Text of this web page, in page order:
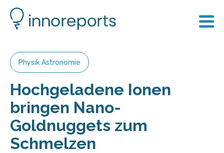
Physik Astronomie
Hochgeladene Ionen
bringen Nano-
Goldnuggets zum
Schmelzen